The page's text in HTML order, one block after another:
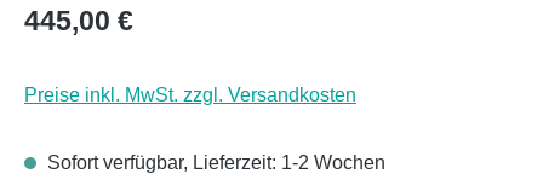
Regulärer Preis:
445,00 €
Preise inkl. MwSt. zzgl. Versandkosten
Sofort verfügbar, Lieferzeit: 1-2 Wochen